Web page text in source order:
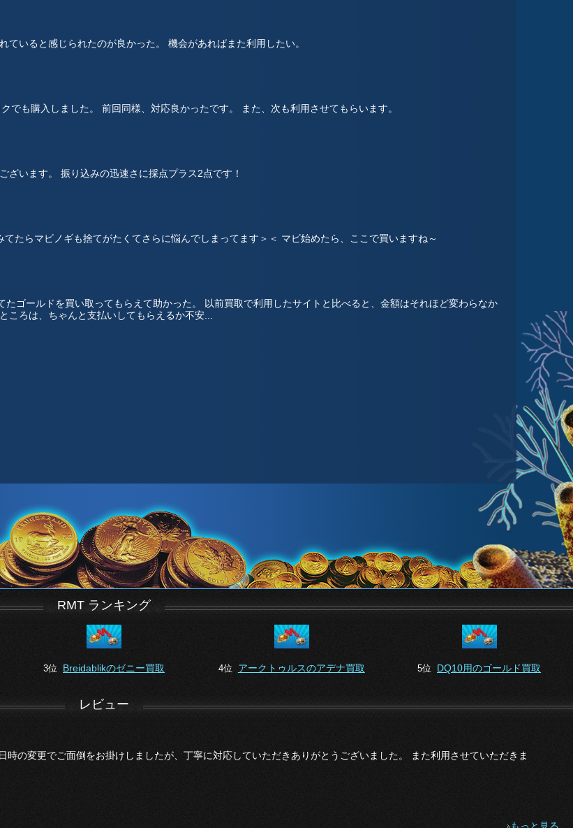
いると感じられたのが良かった。 機会があればまた利用したい。
でも購入しました。 前回同様、対応良かったです。 また、次も利用させてもらいます。
います。 振り込みの迅速さに採点プラス2点です！
たらマビノギも捨てがたくてさらに悩んでしまってます＞＜ マビ始めたら、ここで買いますね～
ゴールドを買い取ってもらえて助かった。 以前買取で利用したサイトと比べると、金額はそれほど変わらなか
ころは、ちゃんと支払いしてもらえるか不安...
RMT ランキング
3位 Breidablikのゼニー買取 4位 アークトゥルスのアデナ買取 5位 DQ10用のゴールド買取
レビュー
の変更でご面倒をお掛けしましたが、丁寧に対応していただきありがとうございました。 また利用させていただきま